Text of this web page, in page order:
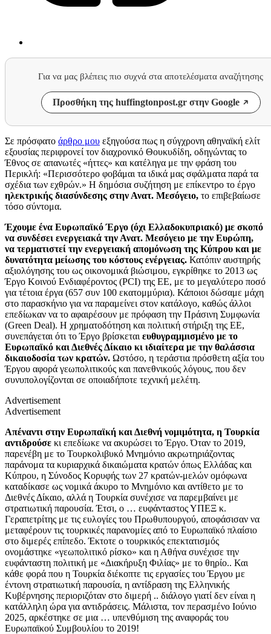
Για να μας βλέπεις πιο συχνά στα αποτελέσματα αναζήτησης
Προσθήκη της huffingtonpost.gr στην Google
Σε πρόσφατο άρθρο μου εξηγούσα πως η σύγχρονη αθηναϊκή ελίτ
εξουσίας περιφρονεί τον διαχρονικό Θουκυδίδη, οδηγώντας το
Έθνος σε απανωτές «ήττες» και κατέληγα με την φράση του
Περικλή: «Περισσότερο φοβάμαι τα ιδικά μας σφάλματα παρά τα
σχέδια των εχθρών.» Η δημόσια συζήτηση με επίκεντρο το έργο
ηλεκτρικής διασύνδεσης στην Ανατ. Μεσόγειο, το επιβεβαίωσε
τόσο σύντομα.
Έχουμε ένα Ευρωπαϊκό Έργο (όχι Ελλαδοκυπριακό) με σκοπό
να συνδέσει ενεργειακά την Ανατ. Μεσόγειο με την Ευρώπη,
να τερματιστεί την ενεργειακή απομόνωση της Κύπρου και με
δυνατότητα μείωσης του κόστους ενέργειας. Κατόπιν αυστηρής
αξιολόγησης του ως οικονομικά βιώσιμου, εγκρίθηκε το 2013 ως
Έργο Κοινού Ενδιαφέροντος (PCI) της ΕΕ, με το μεγαλύτερο ποσό
για τέτοια έργα (657 συν 100 εκατομμύρια). Κάποιοι δώσαμε μάχη
στο παρασκήνιο για να παραμείνει στον κατάλογο, καθώς άλλοι
επεδίωκαν να το αφαιρέσουν με πρόφαση την Πράσινη Συμφωνία
(Green Deal). Η χρηματοδότηση και πολιτική στήριξη της ΕΕ,
συνεπάγεται ότι το Έργο βρίσκεται ευθυγραμμισμένο με το
Ευρωπαϊκό και Διεθνές Δίκαιο κι ιδιαίτερα με την θαλάσσια
δικαιοδοσία των κρατών. Ωστόσο, η τεράστια πρόσθετη αξία του
Έργου αφορά γεωπολιτικούς και πανεθνικούς λόγους, που δεν
συνυπολογίζονται σε οποιαδήποτε τεχνική μελέτη.
Advertisement
Advertisement
Απέναντι στην Ευρωπαϊκή και Διεθνή νομιμότητα, η Τουρκία
αντιδρούσε κι επεδίωκε να ακυρώσει το Έργο. Όταν το 2019,
παρενέβη με το Τουρκολιβυκό Μνημόνιο ακρωτηριάζοντας
παράνομα τα κυριαρχικά δικαιώματα κρατών όπως Ελλάδας και
Κύπρου, η Σύνοδος Κορυφής των 27 κρατών-μελών ομόφωνα
καταδίκασε ως νομικά άκυρο το Μνημόνιο και αντίθετο με το
Διεθνές Δίκαιο, αλλά η Τουρκία συνέχισε να παρεμβαίνει με
στρατιωτική παρουσία. Έτσι, ο … ευφάνταστος ΥΠΕΞ κ.
Γεραπετρίτης με τις ευλογίες του Πρωθυπουργού, αποφάσισαν να
μεταφέρουν τις τουρκικές παρανομίες από το Ευρωπαϊκό πλαίσιο
στο διμερές επίπεδο. Έκτοτε ο τουρκικός επεκτατισμός
ονομάστηκε «γεωπολιτικό ρίσκο» και η Αθήνα συνέχισε την
ευφάνταστη πολιτική με «Διακήρυξη Φιλίας» με το θηρίο.. Και
κάθε φορά που η Τουρκία διέκοπτε τις εργασίες του Έργου με
έντονη στρατιωτική παρουσία, η αντίδραση της Ελληνικής
Κυβέρνησης περιοριζόταν στο διμερή .. διάλογο γιατί δεν είναι η
κατάλληλη ώρα για αντιδράσεις. Μάλιστα, τον περασμένο Ιούνιο
2025, αρκέστηκε σε μια … υπενθύμιση της αναφοράς του
Ευρωπαϊκού Συμβουλίου το 2019!